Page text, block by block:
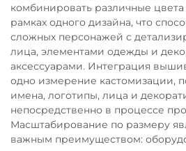
комбинировать различные
рамках одного дизайна, что
сложных персонажей с
лица, элементами одежды и
аксессуарами. Интеграция
одно измерение кастомизации,
имена, логотипы, лица и
непосредственно в процессе
Масштабирование по размеру
важным преимуществом: